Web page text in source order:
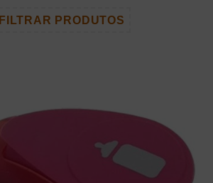
FILTRAR PRODUTOS